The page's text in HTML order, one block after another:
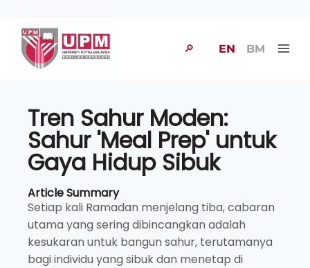
🔎 EN BM
Tren Sahur Moden:
Sahur 'Meal Prep' untuk
Gaya Hidup Sibuk
Article Summary
Setiap kali Ramadan menjelang tiba, cabaran
utama yang sering dibincangkan adalah
kesukaran untuk bangun sahur, terutamanya
bagi individu yang sibuk dan menetap di